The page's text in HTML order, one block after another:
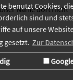
benutzt Cookies,
sind und
auf unsere
gesetzt. Zur
Name dort nicht